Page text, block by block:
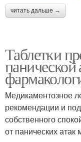
читать дальше →
Таблетки
панической
Медикаментозное
рекомендации и
собственного
от панических атак